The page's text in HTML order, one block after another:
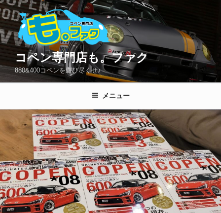
コ
ン
テ
ン
へ
ス
プ
コペン専門店も。ファク
880&400コペンを遊び尽くせ♪
メニュー